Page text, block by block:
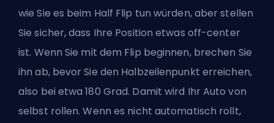
wie Sie es beim Half Flip tun würden, aber stellen
Sie sicher, dass Ihre Position etwas off-center
ist. Wenn Sie mit dem Flip beginnen, brechen Sie
ihn ab, bevor Sie den Halbzeilenpunkt erreichen,
also bei etwa 180 Grad. Damit wird Ihr Auto von
selbst rollen. Wenn es nicht automatisch rollt,